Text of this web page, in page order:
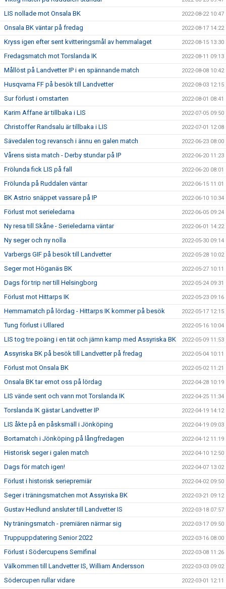
LIS nollade mot Onsala BK 2022-08-22 10:47
Onsala BK väntar på fredag 2022-08-17 14:22
Kryss igen efter sent kvitteringsmål av hemmalaget 2022-08-15 13:30
Fredagsmatch mot Torslanda IK 2022-08-11 09:13
Mållöst på Landvetter IP i en spännande match 2022-08-08 10:42
Husqvarna FF på besök till Landvetter 2022-08-03 12:15
Sur förlust i omstarten 2022-08-01 08:41
Karim Affane är tillbaka i LIS 2022-07-05 09:50
Christoffer Randsalu är tillbaka i LIS 2022-07-01 12:08
Sävedalen tog revansch i ännu en galen match 2022-06-23 08:00
Vårens sista match - Derby stundar på IP 2022-06-20 11:23
Frölunda fick LIS på fall 2022-06-20 08:01
Frölunda på Ruddalen väntar 2022-06-15 11:01
BK Astrio snäppet vassare på IP 2022-06-10 10:34
Förlust mot serieledarna 2022-06-05 09:24
Ny resa till Skåne - Serieledarna väntar 2022-06-01 14:22
Ny seger och ny nolla 2022-05-30 09:14
Varbergs GIF på besök till Landvetter 2022-05-28 10:02
Seger mot Höganäs BK 2022-05-27 10:11
Dags för trip ner till Helsingborg 2022-05-24 09:31
Förlust mot Hittarps IK 2022-05-23 09:16
Hemmamatch på lördag - Hittarps IK kommer på besök 2022-05-17 12:15
Tung förlust i Ullared 2022-05-16 10:04
LIS tog tre poäng i en tät och jämn kamp med Assyriska BK 2022-05-09 11:53
Assyriska BK på besök till Landvetter på fredag 2022-05-04 10:11
Förlust mot Onsala BK 2022-05-02 11:21
Onsala BK tar emot oss på lördag 2022-04-28 10:19
LIS vände sent och vann mot Torslanda IK 2022-04-25 11:34
Torslanda IK gästar Landvetter IP 2022-04-19 14:12
LIS åkte på en påsksmäll i Jönköping 2022-04-19 09:03
Bortamatch i Jönköping på långfredagen 2022-04-12 11:19
Historisk seger i galen match 2022-04-10 12:50
Dags för match igen! 2022-04-07 13:02
Förlust i historisk seriepremiär 2022-04-02 09:50
Seger i träningsmatchen mot Assyriska BK 2022-03-21 09:12
Gustav Hedlund ansluter till Landvetter IS 2022-03-18 07:57
Ny träningsmatch - premiären närmar sig 2022-03-17 09:50
Truppuppdatering Senior 2022 2022-03-16 08:00
Förlust i Södercupens Semifinal 2022-03-08 11:26
Välkommen till Landvetter IS, William Andersson 2022-03-03 09:02
Södercupen rullar vidare 2022-03-01 12:11